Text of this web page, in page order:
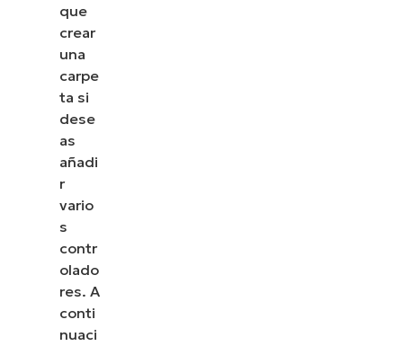
que
crear
una
carpe
ta si
dese
as
añadi
r
vario
s
contr
olado
res. A
conti
nuaci